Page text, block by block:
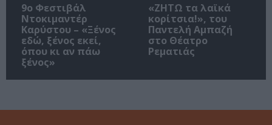
9ο Φεστιβάλ
Ντοκιμαντέρ
Καρύστου – «Ξένος
εδώ, ξένος εκεί,
όπου κι αν πάω
ξένος»
«ΖΗΤΩ τα λαϊκά
κορίτσια!», του
Παντελή Αμπαζή
στο Θέατρο
Ρεματιάς